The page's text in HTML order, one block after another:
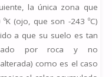
la única zona que
(ojo, que son -243 ºC)
a que su suelo es tan
por roca y no
como es el caso